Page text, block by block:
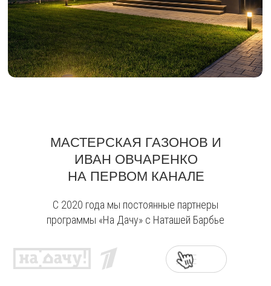
МАСТЕРСКАЯ ГАЗОНОВ И
ИВАН ОВЧАРЕНКО
НА ПЕРВОМ КАНАЛЕ
С 2020 года мы постоянные партнеры
программы «На Дачу» с Наташей Барбье